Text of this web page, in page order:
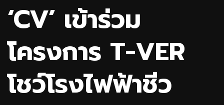
‘CV’ เข้าร่วม
โครงการ T-VER
โชว์โรงไฟฟ้าชีว